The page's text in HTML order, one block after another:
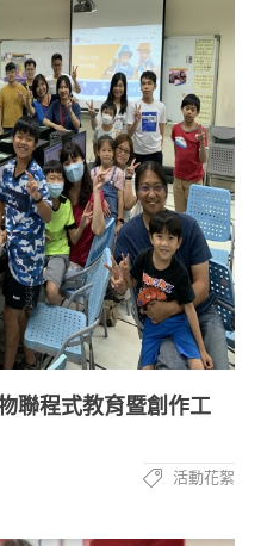
聯程式教育暨創作工
活動花絮